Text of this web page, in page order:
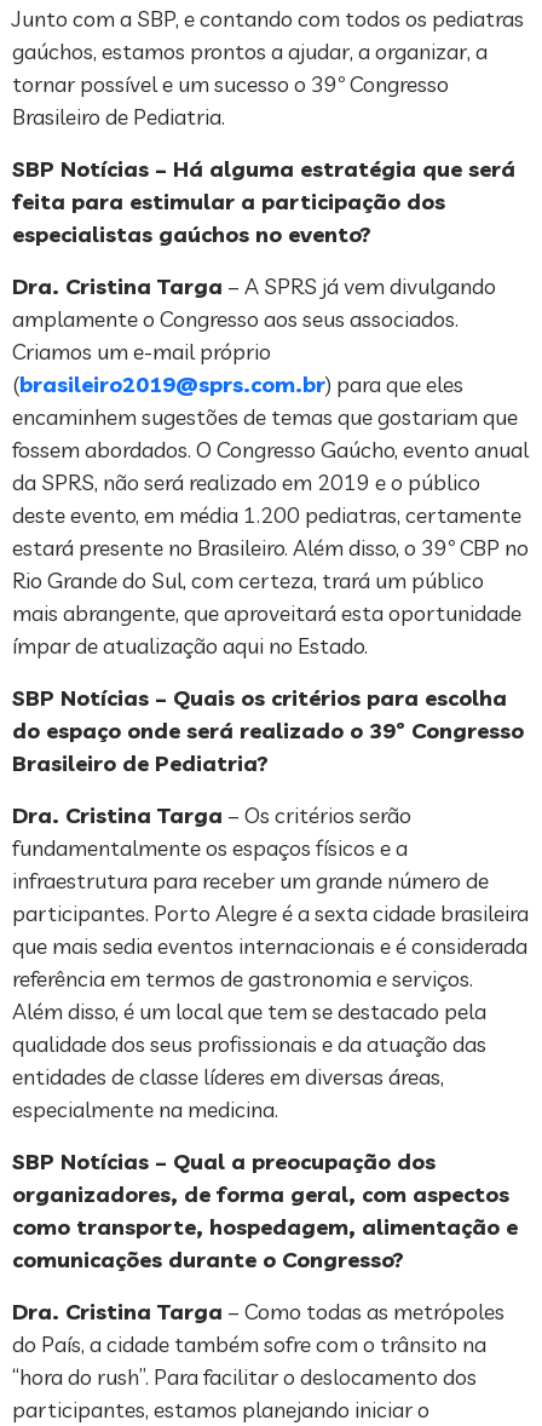
Junto com a SBP, e contando com todos os pediatras
gaúchos, estamos prontos a ajudar, a organizar, a
tornar possível e um sucesso o 39º Congresso
Brasileiro de Pediatria.
SBP Notícias – Há alguma estratégia que será
feita para estimular a participação dos
especialistas gaúchos no evento?
Dra. Cristina Targa – A SPRS já vem divulgando
amplamente o Congresso aos seus associados.
Criamos um e-mail próprio
(brasileiro2019@sprs.com.br) para que eles
encaminhem sugestões de temas que gostariam que
fossem abordados. O Congresso Gaúcho, evento anual
da SPRS, não será realizado em 2019 e o público
deste evento, em média 1.200 pediatras, certamente
estará presente no Brasileiro. Além disso, o 39º CBP no
Rio Grande do Sul, com certeza, trará um público
mais abrangente, que aproveitará esta oportunidade
ímpar de atualização aqui no Estado.
SBP Notícias – Quais os critérios para escolha
do espaço onde será realizado o 39º Congresso
Brasileiro de Pediatria?
Dra. Cristina Targa – Os critérios serão
fundamentalmente os espaços físicos e a
infraestrutura para receber um grande número de
participantes. Porto Alegre é a sexta cidade brasileira
que mais sedia eventos internacionais e é considerada
referência em termos de gastronomia e serviços.
Além disso, é um local que tem se destacado pela
qualidade dos seus profissionais e da atuação das
entidades de classe líderes em diversas áreas,
especialmente na medicina.
SBP Notícias – Qual a preocupação dos
organizadores, de forma geral, com aspectos
como transporte, hospedagem, alimentação e
comunicações durante o Congresso?
Dra. Cristina Targa – Como todas as metrópoles
do País, a cidade também sofre com o trânsito na
“hora do rush”. Para facilitar o deslocamento dos
participantes, estamos planejando iniciar o